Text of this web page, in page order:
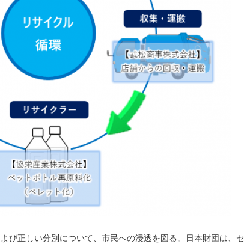
び正しい分別について、市民への浸透を図る。日本財団は、セ